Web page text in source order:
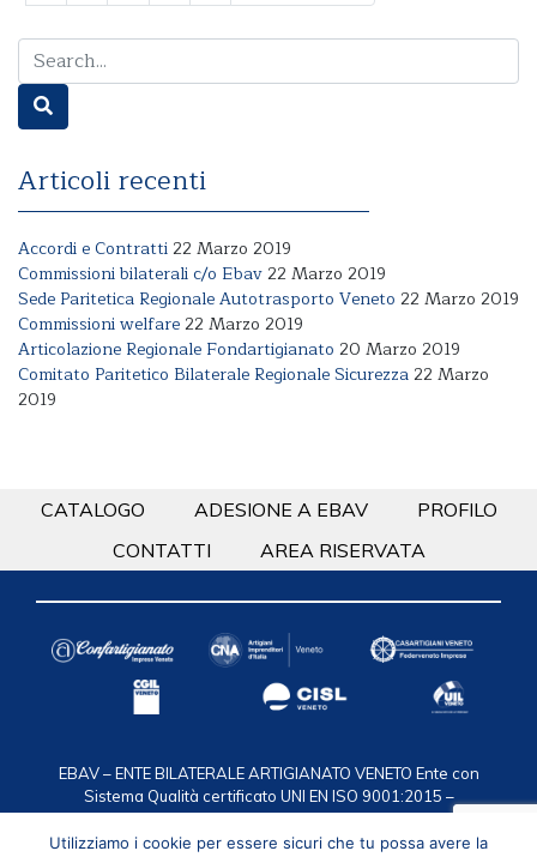
Articoli recenti
Accordi e Contratti22 Marzo 2019
Commissioni bilaterali c/o Ebav22 Marzo 2019
Sede Paritetica Regionale Autotrasporto Veneto 22 Marzo 2019
Commissioni welfare22 Marzo 2019
Articolazione Regionale Fondartigianato 20 Marzo 2019
Comitato Paritetico Bilaterale Regionale Sicurezza22 Marzo
2019
CATALOGO ADESIONE A EBAV
PROFILO
CONTATTI
AREA RISERVATA
EBAV – ENTE BILATERALE ARTIGIANATO VENETO Ente con
Sistema Qualità certificato UNI EN ISO 9001:2015 –
Certificazione n. 50 100 2119via F.lli Bandiera 35, 30175
Marghera VE / C.F. 94016950274 / T. 041.2584911 /
Utilizziamo i cookie per essere sicuri che tu possa avere la